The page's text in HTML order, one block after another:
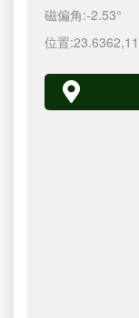
磁偏角:-2.53°
位置:23.6362,